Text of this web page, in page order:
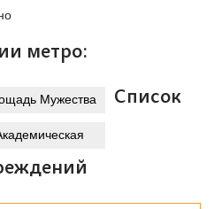
метро:
Мужества Список